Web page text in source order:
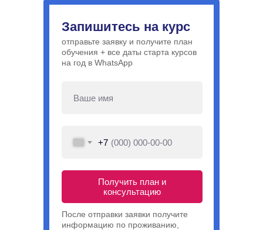
+7
Получить план и
консультацию
Запишитесь на курс
отправьте заявку и получите план
обучения + все даты старта курсов
на год в WhatsApp
После отправки заявки получите
информацию по проживанию,